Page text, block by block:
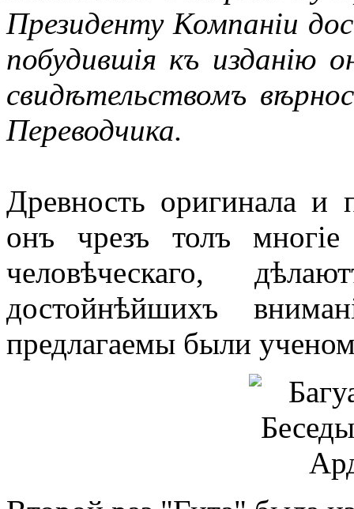
Президенту Компаніи
побудившія къ изданію
свидѣтельствомъ
Переводчика.
Древность оригинала и
онъ чрезъ толъ
человѣческаго,
достойнѣйшихъ
предлагаемы были